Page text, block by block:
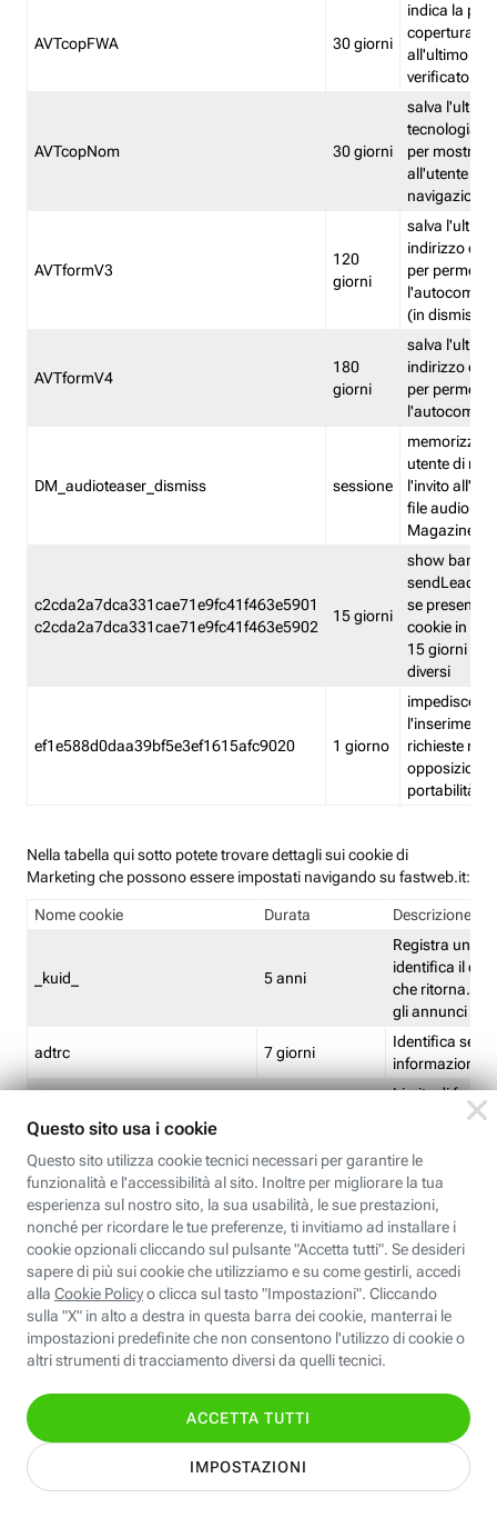
AVTcopFWA 30 giorni
indica la
copertura
all'ultimo
verificato
AVTcopNom 30 giorni
salva l'ultima
tecnologia
per
all'utente
navigazione
AVTformV3
120
giorni
salva l'ultimo
indirizzo di
per
(in
AVTformV4
180
giorni
salva l'ultimo
indirizzo di
per
DM_audioteaser_dismiss sessione
memorizza
utente di
l'invito
file audio del
Magazine
c2cda2a7dca331cae71e9fc41f463e5901
c2cda2a7dca331cae71e9fc41f463e5902
15 giorni
show banner
sendLead
se presenti
cookie in un
15 giorni e
diversi
ef1e588d0daa39bf5e3ef1615afc9020 1 giorno
impedisce
l'inserimento
richieste
opposizione
portabilità
Nella tabella qui sotto potete trovare dettagli sui cookie di
Marketing che possono essere impostati navigando su fastweb.it:
Nome cookie Durata Descrizione
_kuid_ 5 anni
Registra un ID
identifica il
che ritorna.
gli annunci
adtrc 7 giorni
Identifica se
informazioni
Limite di
CM 1 giorno
ricontrollare
corrispondenti
(impostata da
CM14 14 giorni
Identifica se
ricontrollare
corrispondenti
(impostata da
CT<TrackingSetupID> 1 ora
Identifica
7 giorni
Identifica la
banner
7 giorni
Identifica la
per il banner